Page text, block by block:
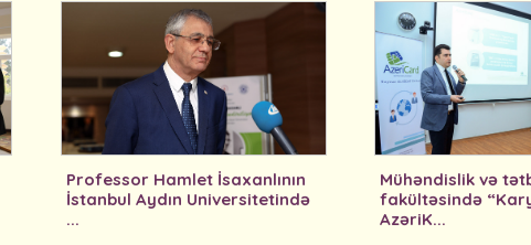
Professor Hamlet İsaxanlının
İstanbul Aydın Universitetində
...
Mühəndislik və
fakültəsində
AzəriK...